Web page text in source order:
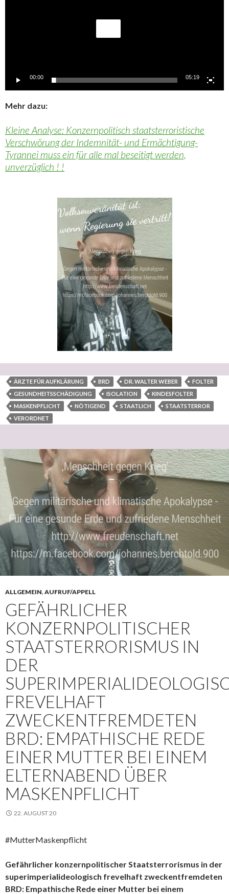
00:00 05:19
Mehr dazu:
Kleine Analyse: Konzernpolitisch staatsterroristische
Verschwörung der Indemnität- und Ermächtigung-
Tyrannei muss ein für alle mal beseitigt werden,
unverzüglich ! !
ÄRZTE FÜR AUFKLÄRUNG BRD DR. WALTER WEBER
FOLTER
GESUNDHEITSSCHÄDIGUNG
ISOLATION
KINDESFOLTER
MASKENPFLICHT
NÖTIGEND STAATLICH
STAATSTERROR
VERORDNET
ALLGEMEIN, AUFRUF/APPELL
GEFÄHRLICHER
KONZERNPOLITISCHER
STAATSTERRORISMUS IN
DER
FREVELHAFT
ZWECKENTFREMDETEN
BRD: EMPATHISCHE REDE
EINER MUTTER BEI EINEM
ELTERNABEND ÜBER
MASKENPFLICHT
22. AUGUST 20
#MutterMaskenpflicht
Gefährlicher konzernpolitischer Staatsterrorismus in der
superimperialideologisch frevelhaft zweckentfremdeten
BRD: Empathische Rede einer Mutter bei einem